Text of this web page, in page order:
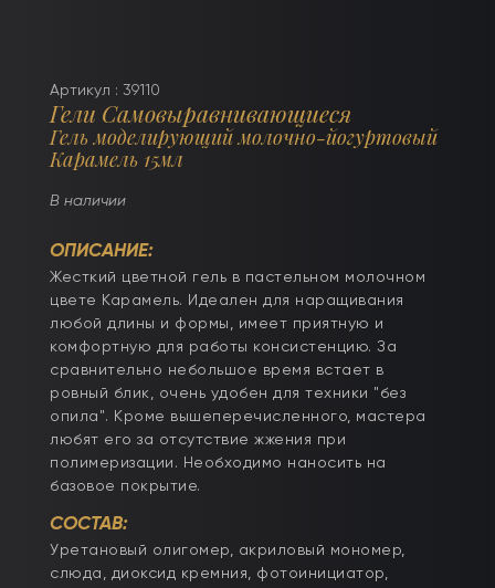
Артикул : 39110
Гели Самовыравнивающиеся
Гель моделирующий молочно-йогуртовый
Карамель 15мл
В наличии
ОПИСАНИЕ:
Жесткий цветной гель в пастельном молочном
цвете Карамель. Идеален для наращивания
любой длины и формы, имеет приятную и
комфортную для работы консистенцию. За
сравнительно небольшое время встает в
ровный блик, очень удобен для техники "без
опила". Кроме вышеперечисленного, мастера
любят его за отсутствие жжения при
полимеризации. Необходимо наносить на
базовое покрытие.
СОСТАВ:
Уретановый олигомер, акриловый мономер,
слюда, диоксид кремния, фотоинициатор,